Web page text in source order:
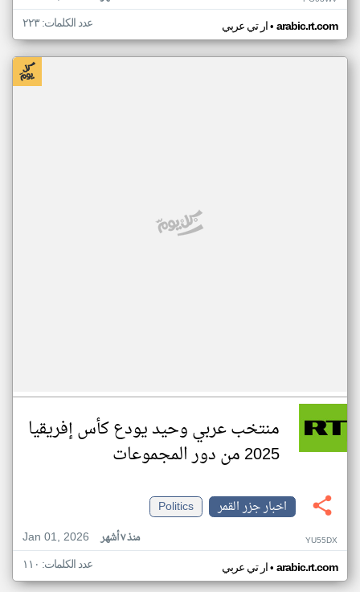
ار تي عربي• arabic.rt.com عدد الكلمات: ٢٢٣
منتخب عربي وحيد يودع كأس إفريقيا
2025 من دور المجموعات
اخبار جزر القمر
Politics
Jan 01, 2026
منذ ٧ أشهر YU55DX
ار تي عربي• arabic.rt.com عدد الكلمات: ١١٠